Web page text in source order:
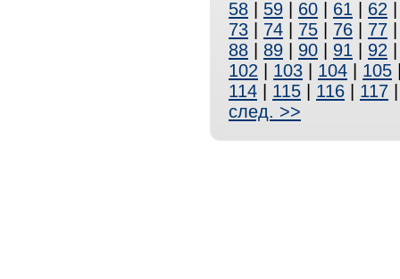
58
59 60 61 62
73
74 75 76 77
88
89 90 91 92
102
103 104 105
114
115 116 117
след. >>